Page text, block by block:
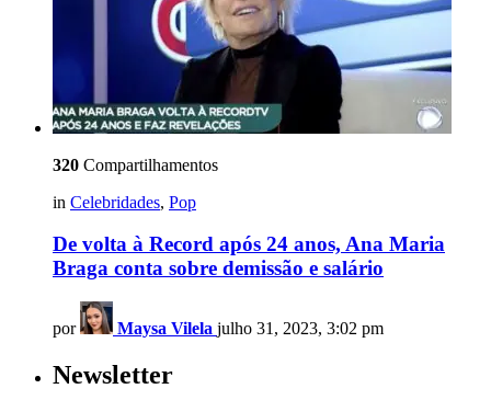
320 Compartilhamentos
in Celebridades, Pop
De volta à Record após 24 anos, Ana Maria
Braga conta sobre demissão e salário
por Maysa Vilela julho 31, 2023, 3:02 pm
Newsletter